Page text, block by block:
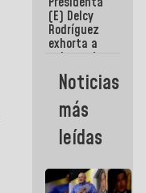
CORPOELEC
(E) Delcy
Rodríguez
exhorta a
gobernadores
y alcaldes a
edificar
casas para
abuelos
Noticias
más
leídas